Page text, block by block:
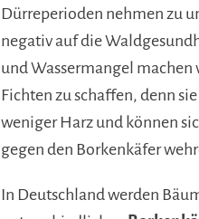
Dürreperioden nehmen zu
negativ auf die
und Wassermangel machen
Fichten zu schaffen, denn
weniger Harz und können
gegen den Borkenkäfer
In Deutschland werden